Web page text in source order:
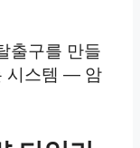
출구를 만들
시스템 — 암